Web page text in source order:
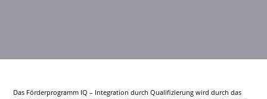
Das Förderprogramm IQ – Integration durch Qualifizierung wird durch das